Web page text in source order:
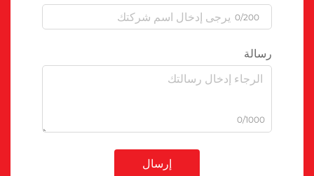
0/200
رسالة
0/1000
إرسال